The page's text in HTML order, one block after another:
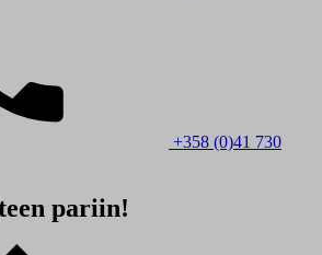
+358 (0)41 730
pariin!